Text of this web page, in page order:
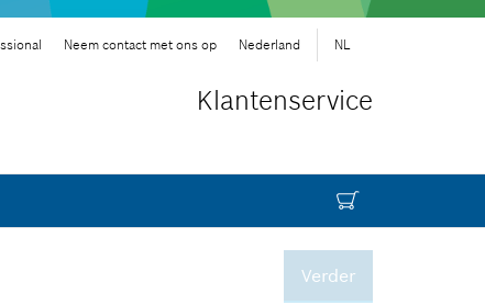
Neem contact met ons op Nederland NL
Klantenservice
Verder